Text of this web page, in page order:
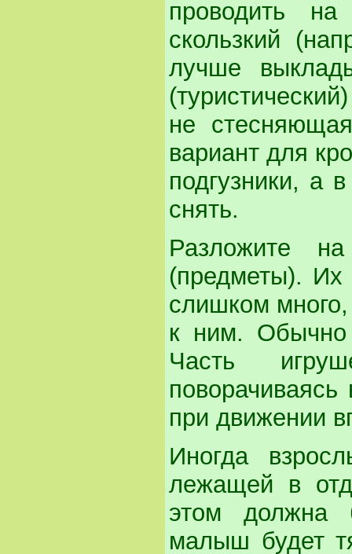
проводить
скользкий
лучше
не
вариант для
подгузники, а
снять.
Разложите
(предметы).
слишком
к ним. Обычно
Часть
при движении
Иногда
лежащей в
этом должна
малыш будет